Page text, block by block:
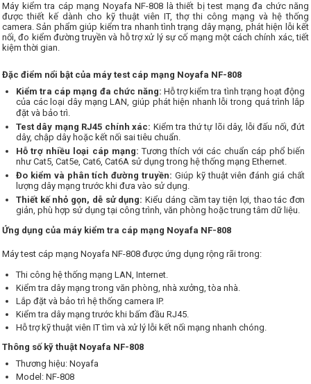
Máy kiểm tra cáp mạng Noyafa NF-808 là thiết bị test mạng đa chức năng
được thiết kế dành cho kỹ thuật viên IT, thợ thi công mạng và hệ thống
camera. Sản phẩm giúp kiểm tra nhanh tình trạng dây mạng, phát hiện lỗi kết
nối, đo kiểm đường truyền và hỗ trợ xử lý sự cố mạng một cách chính xác, tiết
kiệm thời gian.
Đặc điểm nổi bật của máy test cáp mạng Noyafa NF-808
Kiểm tra cáp mạng đa chức năng: Hỗ trợ kiểm tra tình trạng hoạt động
của các loại dây mạng LAN, giúp phát hiện nhanh lỗi trong quá trình lắp
đặt và bảo trì.
Test dây mạng RJ45 chính xác: Kiểm tra thứ tự lõi dây, lỗi đấu nối, đứt
dây, chập dây hoặc kết nối sai tiêu chuẩn.
Hỗ trợ nhiều loại cáp mạng: Tương thích với các chuẩn cáp phổ biến
như Cat5, Cat5e, Cat6, Cat6A sử dụng trong hệ thống mạng Ethernet.
Đo kiểm và phân tích đường truyền: Giúp kỹ thuật viên đánh giá chất
lượng dây mạng trước khi đưa vào sử dụng.
Thiết kế nhỏ gọn, dễ sử dụng: Kiểu dáng cầm tay tiện lợi, thao tác đơn
giản, phù hợp sử dụng tại công trình, văn phòng hoặc trung tâm dữ liệu.
Ứng dụng của máy kiểm tra cáp mạng Noyafa NF-808
Máy test cáp mạng Noyafa NF-808 được ứng dụng rộng rãi trong:
Thi công hệ thống mạng LAN, Internet.
Kiểm tra dây mạng trong văn phòng, nhà xưởng, tòa nhà.
Lắp đặt và bảo trì hệ thống camera IP.
Kiểm tra dây mạng trước khi bấm đầu RJ45.
Hỗ trợ kỹ thuật viên IT tìm và xử lý lỗi kết nối mạng nhanh chóng.
Thông số kỹ thuật Noyafa NF-808
Thương hiệu: Noyafa
Model: NF-808